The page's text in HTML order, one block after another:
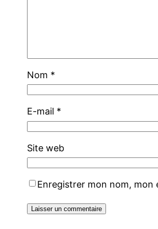
Nom *
E-mail *
Site web
Enregistrer mon nom,